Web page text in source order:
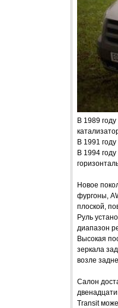
В 1989
В 1991
В 1994
Новое
фургоны,
плоской,
Руль
диапазон
Высокая
зеркала
возле
Салон
Transit